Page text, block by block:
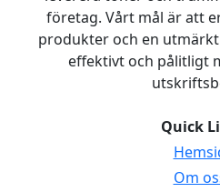
företag. Vårt mål är att
produkter och en
effektivt och pålitligt
Quick
Om